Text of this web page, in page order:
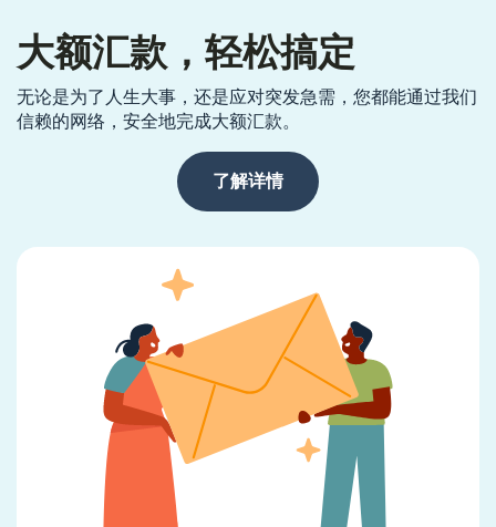
大额汇款，轻松搞定
无论是为了人生大事，还是应对突发急需，您都能通过我们
信赖的网络，安全地完成大额汇款。
了解详情